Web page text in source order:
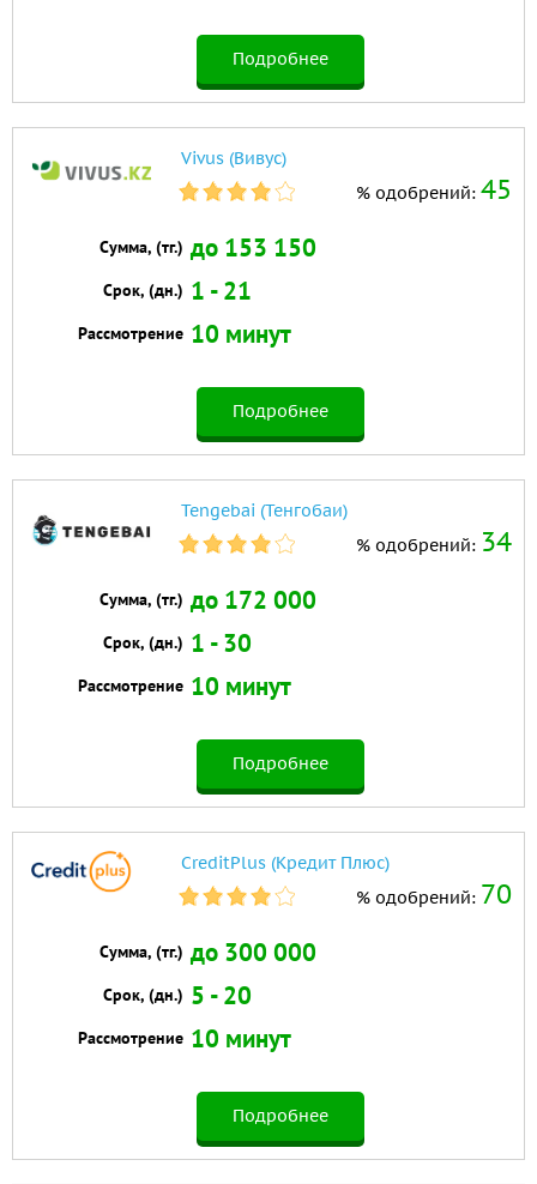
Подробнее
Vivus (Вивус)
% одобрений: 45
Сумма, (тг.) до 153 150
Срок, (дн.) 1 - 21
Рассмотрение 10 минут
Подробнее
Tengebai (Тенгобаи)
% одобрений: 34
Сумма, (тг.) до 172 000
Срок, (дн.) 1 - 30
Рассмотрение 10 минут
Подробнее
CreditPlus (Кредит Плюс)
% одобрений: 70
Сумма, (тг.) до 300 000
Срок, (дн.) 5 - 20
Рассмотрение 10 минут
Подробнее